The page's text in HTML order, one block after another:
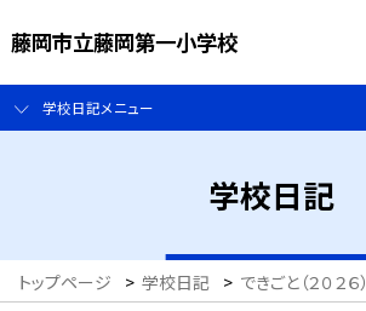
藤岡市立藤岡第一小学校
学校日記メニュー
学校日記
トップページ > 学校日記 > できごと（２０２６）